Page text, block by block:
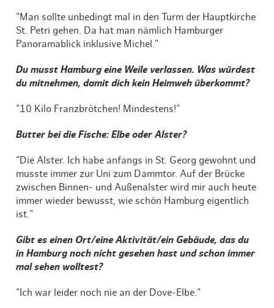
"Man sollte unbedingt mal in den Turm der Hauptkirche
St. Petri gehen. Da hat man nämlich Hamburger
Panoramablick inklusive Michel."
Du musst Hamburg eine Weile verlassen. Was würdest
du mitnehmen, damit dich kein Heimweh überkommt?
"10 Kilo Franzbrötchen! Mindestens!"
Butter bei die Fische: Elbe oder Alster?
"Die Alster. Ich habe anfangs in St. Georg gewohnt und
musste immer zur Uni zum Dammtor. Auf der Brücke
zwischen Binnen- und Außenalster wird mir auch heute
immer wieder bewusst, wie schön Hamburg eigentlich
ist."
Gibt es einen Ort/eine Aktivität/ein Gebäude, das du
in Hamburg noch nicht gesehen hast und schon immer
mal sehen wolltest?
"Ich war leider noch nie an der Dove-Elbe."